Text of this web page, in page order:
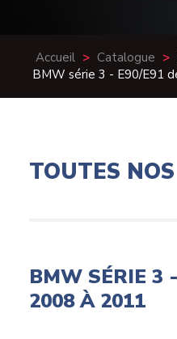
Accueil > Catalogue >
BMW série 3 - E90/E91
TOUTES
BMW SÉRIE 3
2008 À 2011